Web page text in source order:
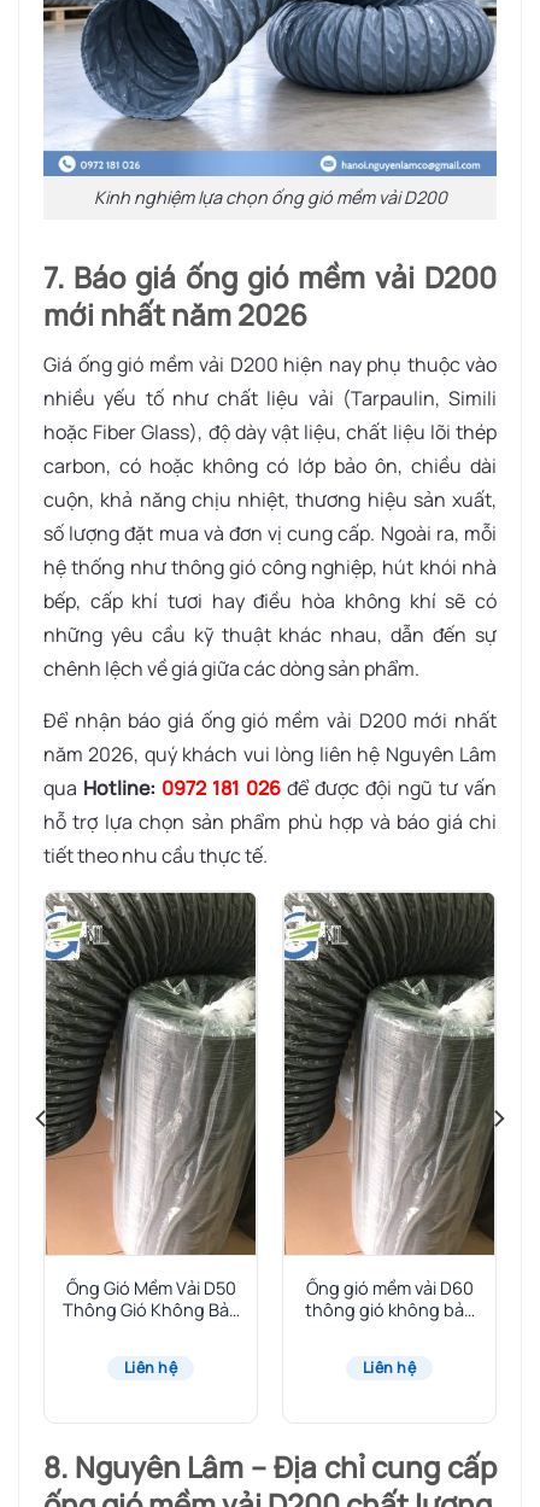
Kinh nghiệm lựa chọn ống gió mềm vải D200
7. Báo giá ống gió mềm vải D200
mới nhất năm 2026
Giá ống gió mềm vải D200 hiện nay phụ thuộc vào
nhiều yếu tố như chất liệu vải (Tarpaulin, Simili
hoặc Fiber Glass), độ dày vật liệu, chất liệu lõi thép
carbon, có hoặc không có lớp bảo ôn, chiều dài
cuộn, khả năng chịu nhiệt, thương hiệu sản xuất,
số lượng đặt mua và đơn vị cung cấp. Ngoài ra, mỗi
hệ thống như thông gió công nghiệp, hút khói nhà
bếp, cấp khí tươi hay điều hòa không khí sẽ có
những yêu cầu kỹ thuật khác nhau, dẫn đến sự
chênh lệch về giá giữa các dòng sản phẩm.
Để nhận báo giá ống gió mềm vải D200 mới nhất
năm 2026, quý khách vui lòng liên hệ Nguyên Lâm
qua Hotline: 0972 181 026 để được đội ngũ tư vấn
hỗ trợ lựa chọn sản phẩm phù hợp và báo giá chi
tiết theo nhu cầu thực tế.
Ống Gió Mềm Vải D50
Thông Gió Không Bảo
Liên hệ
Ống gió mềm vải D60
thông gió không bảo
Liên hệ
8. Nguyên Lâm – Địa chỉ cung cấp